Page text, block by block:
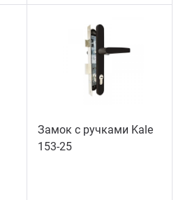
Замок с ручками Kale
153-25